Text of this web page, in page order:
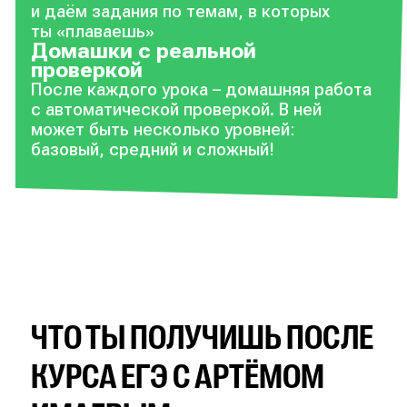
и даём задания по темам, в которых
ты «плаваешь»
Домашки с реальной
проверкой
После каждого урока – домашняя работа
с автоматической проверкой. В ней
может быть несколько уровней:
базовый, средний и сложный!
ЧТО ТЫ ПОЛУЧИШЬ ПОСЛЕ
КУРСА ЕГЭ С АРТЁМОМ